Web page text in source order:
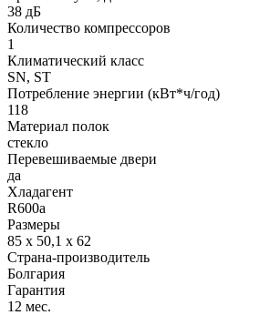
38 дБ
Количество компрессоров
1
Климатический класс
SN, ST
Потребление энергии (кВт*ч/год)
118
Материал полок
стекло
Перевешиваемые двери
да
Хладагент
R600a
Размеры
85 х 50,1 х 62
Страна-производитель
Болгария
Гарантия
12 мес.